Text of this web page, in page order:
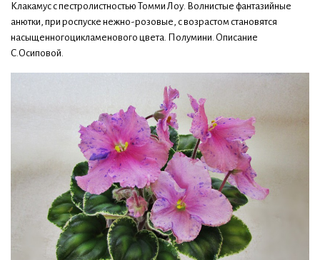
Клакамус с пестролистностью Томми Лоу. Волнистые фантазийные
анютки, при роспуске нежно-розовые, с возрастом становятся
насыщенногоцикламенового цвета. Полумини. Описание
С.Осиповой.